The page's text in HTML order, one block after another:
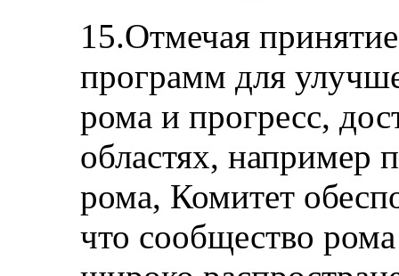
15.Отмечая
программ для
рома и прогресс,
областях, например
рома, Комитет
что сообщество